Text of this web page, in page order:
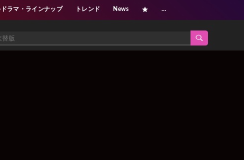
ラマ・ラインナップ トレンド News …
Netflix新着作品